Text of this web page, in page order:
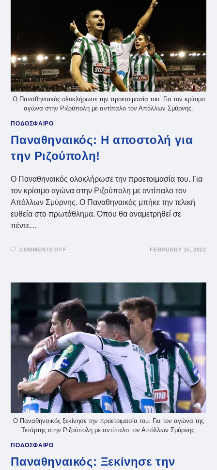
Ο Παναθηναικός ολοκλήρωσε την προετοιμασία του. Για τον κρίσιμο
αγώνα στην Ριζούπολη με αντίπαλο τον Απόλλων Σμύρνης.
ΠΟΔΟΣΦΑΙΡΟ
Παναθηναικός: Η αποστολή για
την Ριζούπολη!
Ο Παναθηναικός ολοκλήρωσε την προετοιμασία του. Για
τον κρίσιμο αγώνα στην Ριζούπολη με αντίπαλο τον
Απόλλων Σμύρνης. O Παναθηναικός μπήκε την τελική
ευθεία στο πρωτάθλημα. Όπου θα αναμετρηθεί σε
πέντε…
COMMENTS OFF
ΤΗΝ
FEBRUARY 15, 2022
Ο Παναθηναικός ξεκίνησε την προετοιμασία του. Για τον αγώνα της
Τετάρτης στην Ριζούπολη με αντίπαλο τον Απόλλων Σμύρνης.
ΠΟΔΟΣΦΑΙΡΟ
Παναθηναικός: Ξεκίνησε την